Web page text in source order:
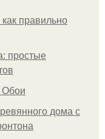
правильно
простые
Обои
дома с